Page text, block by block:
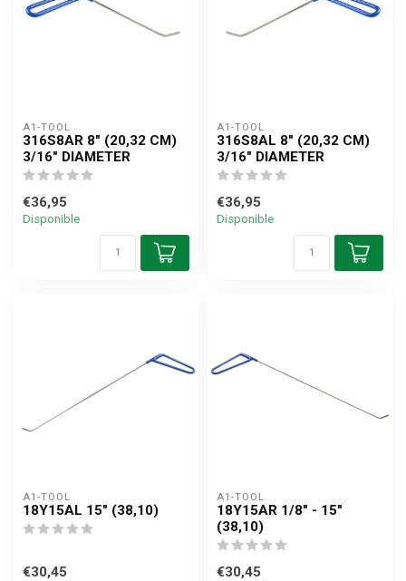
A1-TOOL
316S8AR 8" (20,32 CM)
3/16" DIAMETER
€36,95
Disponible
A1-TOOL
316S8AL 8" (20,32 CM)
3/16" DIAMETER
€36,95
Disponible
A1-TOOL
18Y15AL 15" (38,10)
€30,45
A1-TOOL
18Y15AR 1/8" - 15"
(38,10)
€30,45